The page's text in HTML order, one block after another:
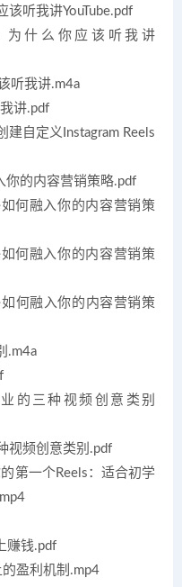
我讲YouTube.pdf
你应该听我讲
我讲.m4a
讲.pdf
定义Instagram Reels
内容营销策略.pdf
融入你的内容营销策
融入你的内容营销策
融入你的内容营销策
种视频创意类别
创意类别.pdf
个Reels：适合初学
钱.pdf
利机制.mp4